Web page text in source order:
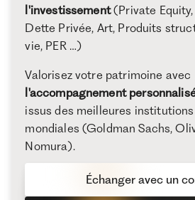
l'investissement(Private
Dette Privée, Art, Produits
vie, PER …)
Valorisez votre patrimoine avec
l'accompagnement
issus des meilleures
mondiales (Goldman Sachs,
Nomura).
Échanger avec un